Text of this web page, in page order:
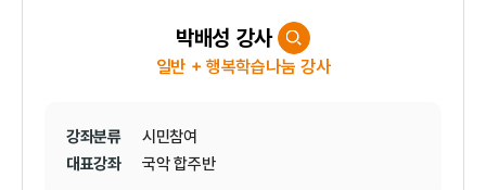
박배성 강사
일반 + 행복학습나눔 강사
강좌분류
시민참여
대표강좌
국악 합주반